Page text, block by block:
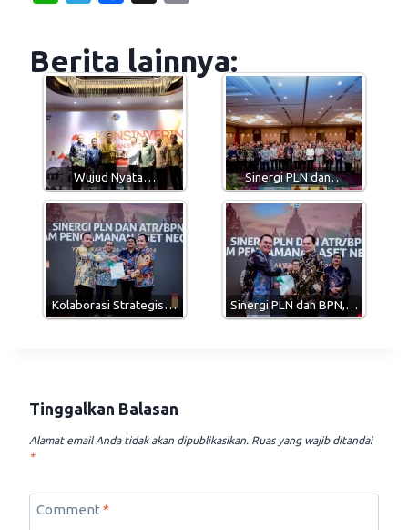
t
s
A
p
p
e
g
r
a
m
e
b
o
o
k
i
Berita lainnya:
Wujud Nyata… Sinergi PLN dan…
Kolaborasi Strategis… Sinergi PLN dan BPN,…
Tinggalkan Balasan
Alamat email Anda tidak akan dipublikasikan. Ruas yang wajib ditandai
*
Comment*